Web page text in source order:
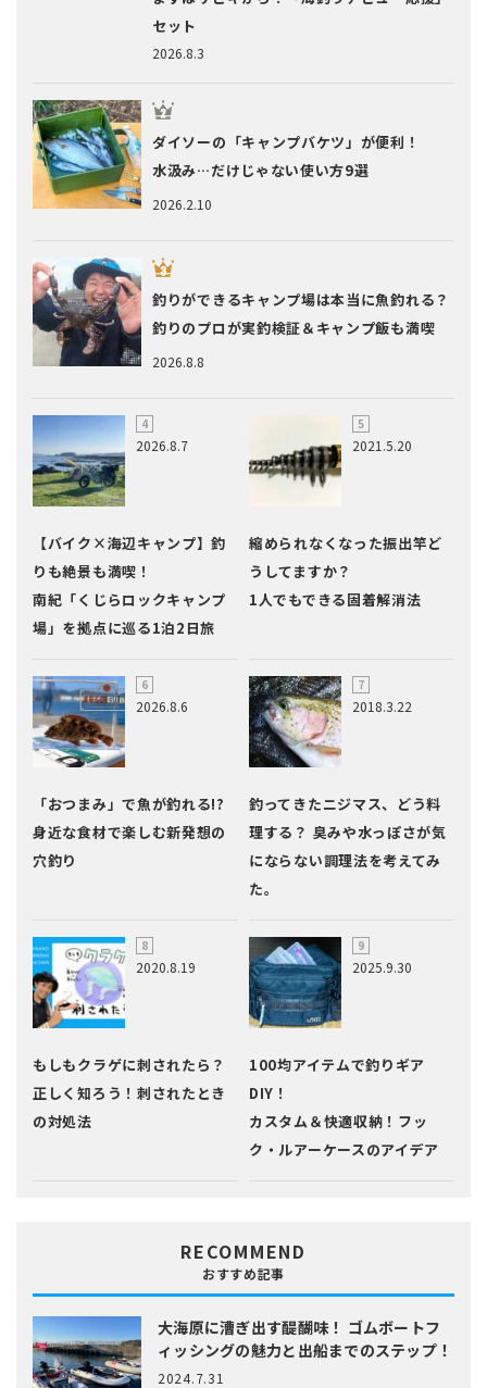
2026.8.3
セット
2026.2.10
ダイソーの「キャンプバケツ」が便利！
水汲み…だけじゃない使い方9選
2026.8.8
釣りができるキャンプ場は本当に魚釣れる？
釣りのプロが実釣検証＆キャンプ飯も満喫
2026.8.7
【バイク×海辺キャンプ】釣
りも絶景も満喫！
南紀「くじらロックキャンプ
場」を拠点に巡る1泊2日旅
2021.5.20
縮められなくなった振出竿ど
うしてますか？
1人でもできる固着解消法
2026.8.6
「おつまみ」で魚が釣れる!?
身近な食材で楽しむ新発想の
穴釣り
2018.3.22
釣ってきたニジマス、どう料
理する？ 臭みや水っぽさが気
にならない調理法を考えてみ
た。
2020.8.19
もしもクラゲに刺されたら？
正しく知ろう！刺されたとき
の対処法
2025.9.30
100均アイテムで釣りギア
DIY！
カスタム＆快適収納！フッ
ク・ルアーケースのアイデア
RECOMMEND
おすすめ記事
大海原に漕ぎ出す醍醐味！ ゴムボートフ
ィッシングの魅力と出船までのステップ！
2024.7.31